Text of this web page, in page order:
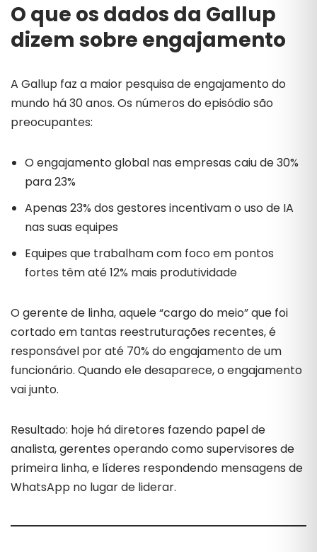
O que os dados da Gallup
dizem sobre engajamento
A Gallup faz a maior pesquisa de engajamento do
mundo há 30 anos. Os números do episódio são
preocupantes:
O engajamento global nas empresas caiu de 30%
para 23%
Apenas 23% dos gestores incentivam o uso de IA
nas suas equipes
Equipes que trabalham com foco em pontos
fortes têm até 12% mais produtividade
O gerente de linha, aquele “cargo do meio” que foi
cortado em tantas reestruturações recentes, é
responsável por até 70% do engajamento de um
funcionário. Quando ele desaparece, o engajamento
vai junto.
Resultado: hoje há diretores fazendo papel de
analista, gerentes operando como supervisores de
primeira linha, e líderes respondendo mensagens de
WhatsApp no lugar de liderar.